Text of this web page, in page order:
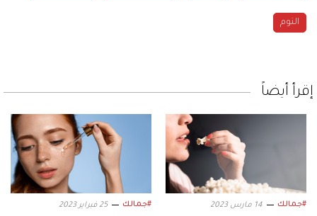
النوم
إقرأ أيضاً
#جمالك 14 مارس 2023 #جمالك 25 فبراير 2023